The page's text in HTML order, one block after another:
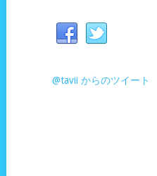
@tavii からのツイート